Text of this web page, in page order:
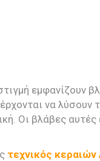
εμφανίζουν
να λύσουν
Οι βλάβες αυτές
τεχνικός